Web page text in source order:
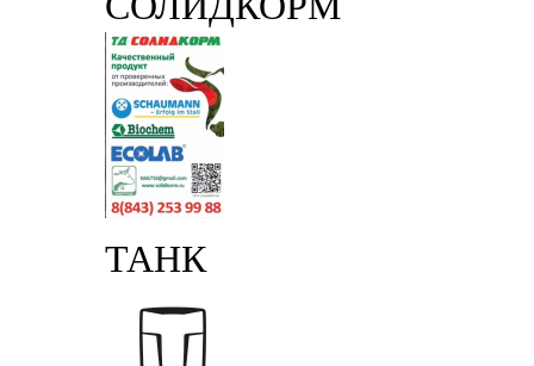
ТАНК